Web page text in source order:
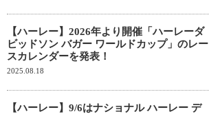
【ハーレー】2026年より開催「ハーレーダ
ビッドソン バガー ワールドカップ」のレー
スカレンダーを発表！
2025.08.18
【ハーレー】9/6はナショナル ハーレー デ